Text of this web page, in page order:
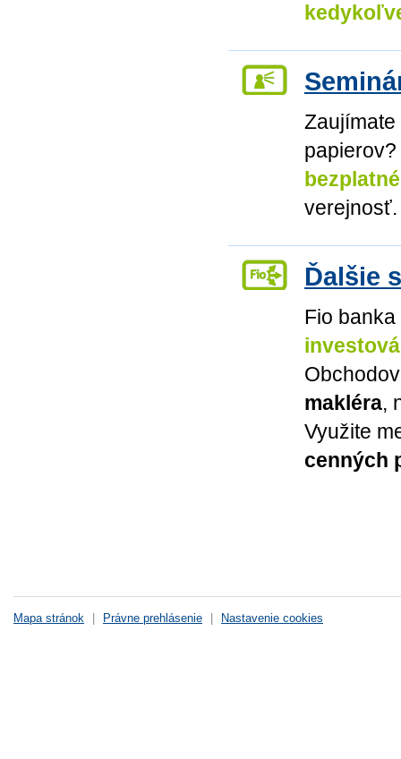
verejnosť.
Ďalšie
Fio
makléra,
Využite
cenných
Mapa stránok | Právne prehlásenie | Nastavenie cookies